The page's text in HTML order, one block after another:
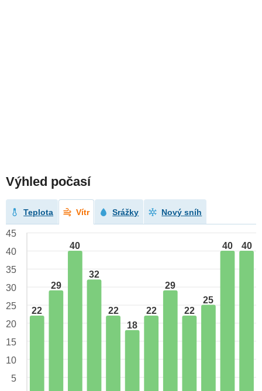
Výhled počasí
Teplota Vítr Srážky Nový sníh
22
29
40
32
22
18
22
29
22
25
40 40
45
40
35
30
25
20
15
10
5